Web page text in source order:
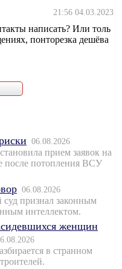
21:56 04.03.2023
написать? Или толь
понторезка дешёва
06.08.2026
прием заявок на
после потопления ВСУ
06.08.2026
признал законным
интеллектом.
женщин
в странном